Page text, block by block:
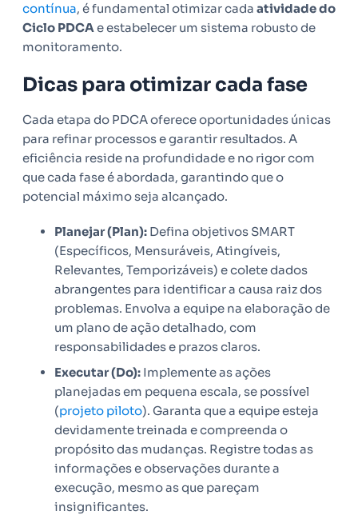
contínua, é fundamental otimizar cada atividade do
Ciclo PDCAe estabelecer um sistema robusto de
monitoramento.
Dicas para otimizar cada fase
Cada etapa do PDCA oferece oportunidades únicas
para refinar processos e garantir resultados. A
eficiência reside na profundidade e no rigor com
que cada fase é abordada, garantindo que o
potencial máximo seja alcançado.
Planejar (Plan): Defina objetivos SMART
(Específicos, Mensuráveis, Atingíveis,
Relevantes, Temporizáveis) e colete dados
abrangentes para identificar a causa raiz dos
problemas. Envolva a equipe na elaboração de
um plano de ação detalhado, com
responsabilidades e prazos claros.
Executar (Do): Implemente as ações
planejadas em pequena escala, se possível
(projeto piloto). Garanta que a equipe esteja
devidamente treinada e compreenda o
propósito das mudanças. Registre todas as
informações e observações durante a
execução, mesmo as que pareçam
insignificantes.